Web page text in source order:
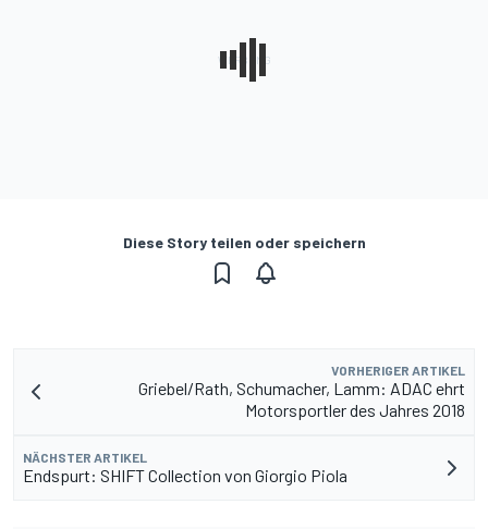
Diese Story teilen oder speichern
VORHERIGER ARTIKEL
Griebel/Rath, Schumacher, Lamm: ADAC ehrt
Motorsportler des Jahres 2018
NÄCHSTER ARTIKEL
Endspurt: SHIFT Collection von Giorgio Piola